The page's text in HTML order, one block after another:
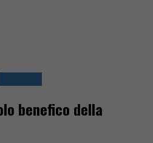
benefico della